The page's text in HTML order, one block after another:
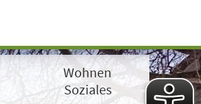
Wohnen
Soziales